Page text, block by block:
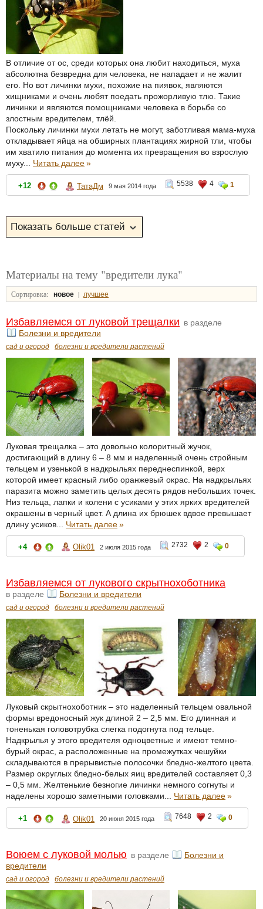
В отличие от ос, среди которых она любит находиться, муха
абсолютна безвредна для человека, не нападает и не жалит
его. Но вот личинки мухи, похожие на пиявок, являются
хищниками и очень любят поедать прожорливую тлю. Такие
личинки и являются помощниками человека в борьбе со
злостным вредителем, тлёй.
Поскольку личинки мухи летать не могут, заботливая мама-муха
откладывает яйца на обширных плантациях жирной тли, чтобы
им хватило питания до момента их превращения во взрослую
муху... Читать далее»
+12 ТатаДм 9 мая 2014 года 5538 4 1
Материалы на тему "вредители лука"
Сортировка: новое | лучшее
Избавляемся от луковой трещалки в разделе
Болезни и вредители
сад и огород болезни и вредители растений
Луковая трещалка – это довольно колоритный жучок,
достигающий в длину 6 – 8 мм и наделенный очень стройным
тельцем и узенькой в надкрыльях переднеспинкой, верх
которой имеет красный либо оранжевый окрас. На надкрыльях
паразита можно заметить целых десять рядов небольших точек.
Низ тельца, лапки и колени с усиками у этих ярких вредителей
окрашены в черный цвет. А длина их брюшек вдвое превышает
длину усиков... Читать далее»
+4 Olik01 2 июля 2015 года 2732 2 0
Избавляемся от лукового скрытнохоботника
в разделе Болезни и вредители
сад и огород болезни и вредители растений
Луковый скрытнохоботник – это наделенный тельцем овальной
формы вредоносный жук длиной 2 – 2,5 мм. Его длинная и
тоненькая головотрубка слегка подогнута под тельце.
Надкрылья у этого вредителя одноцветные и имеют темно-
бурый окрас, а расположенные на промежутках чешуйки
складываются в прерывистые полосочки бледно-желтого цвета.
Размер округлых бледно-белых яиц вредителей составляет 0,3
– 0,5 мм. Желтенькие безногие личинки немного согнуты и
наделены хорошо заметными головками... Читать далее»
+1 Olik01 20 июня 2015 года 7648 2 0
Воюем с луковой молью в разделе
Болезни и
вредители
сад и огород болезни и вредители растений